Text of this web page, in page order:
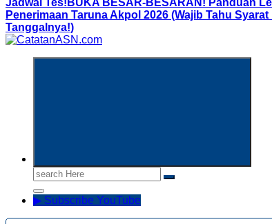
Jadwal Tes! BUKA BESAR-BESARAN! Panduan
Penerimaan Taruna Akpol 2026 (Wajib Tahu
Tanggalnya!)
Search
for:
▶ Subscribe YouTube